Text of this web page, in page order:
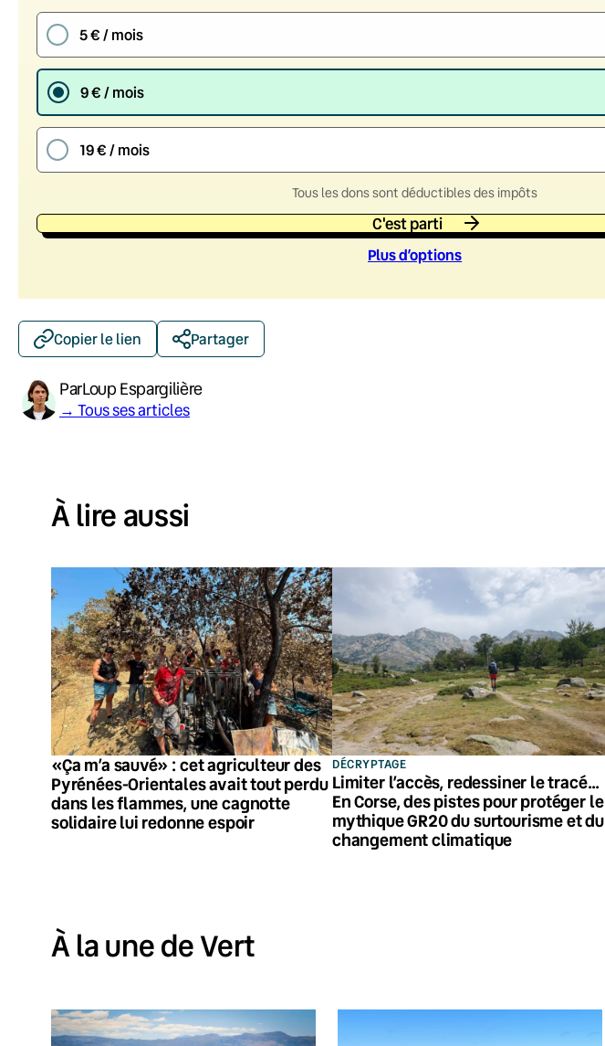
5 € / mois
9 € / mois
19 € / mois
Tous les dons sont déductibles des impôts
C'est parti
Plus d’options
Copier le lien Partager
ParLoup Espargilière
→ Tous ses articles
À lire aussi
«Ça m’a sauvé» : cet agriculteur des
Pyrénées-Orientales avait tout perdu
dans les flammes, une cagnotte
solidaire lui redonne espoir
DÉCRYPTAGE
Limiter l’accès, redessiner le tracé…
En Corse, des pistes pour protéger le
mythique GR20 du surtourisme et du
changement climatique
À la une de Vert